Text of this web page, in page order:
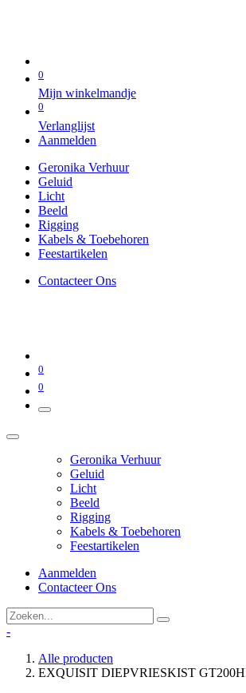
0
Mijn winkelmandje
0
Verlanglijst
Aanmelden
Geronika Verhuur
Geluid
Licht
Beeld
Rigging
Kabels & Toebehoren
Feestartikelen
Contacteer Ons
0
0
Geronika Verhuur
Geluid
Licht
Beeld
Rigging
Kabels & Toebehoren
Feestartikelen
Aanmelden
Contacteer Ons
-
Alle producten
EXQUISIT DIEPVRIESKIST